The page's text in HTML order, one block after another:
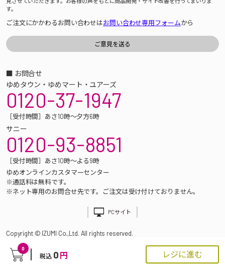
0
税込 0 円 レジに進む
す。
ご注文にかかわるお問い合わせはお問い合わせ専用フォームから
■ お問合せ
ゆめタウン・ゆめマート・ユアーズ
0120-37-1947
［受付時間］あさ10時～夕方6時
サニー
0120-93-8851
［受付時間］あさ10時～よる9時
ゆめオンラインカスタマーセンター
※通話料は無料です。
※ネット専用のお問合せ先です。ご注文は受け付けておりません。
PCサイト
Copyright © IZUMI Co.,Ltd. All rights reserved.